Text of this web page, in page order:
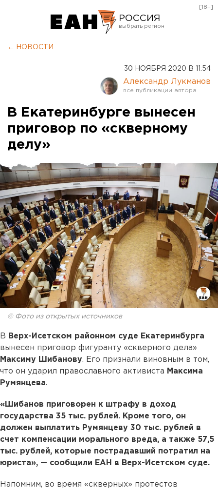
РОССИЯ
Оренбург
[18+]
← НОВОСТИ
30 НОЯБРЯ 2020 В 11:54
Александр Лукманов
В Екатеринбурге вынесен
приговор по «скверному
делу»
© Фото из открытых источников
В Верх-Исетском районном суде Екатеринбурга
вынесен приговор фигуранту «скверного дела»
Максиму Шибанову. Его признали виновным в том,
что он ударил православного активиста Максима
Румянцева.
«Шибанов приговорен к штрафу в доход
государства 35 тыс. рублей. Кроме того, он
должен выплатить Румянцеву 30 тыс. рублей в
счет компенсации морального вреда, а также 57,5
тыс. рублей, которые пострадавший потратил на
юриста», — сообщили ЕАН в Верх-Исетском суде.
Напомним, во время «скверных» протестов